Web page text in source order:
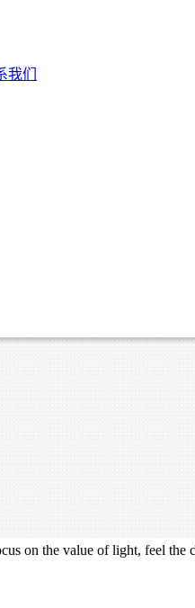
我们
on the value of light, feel the